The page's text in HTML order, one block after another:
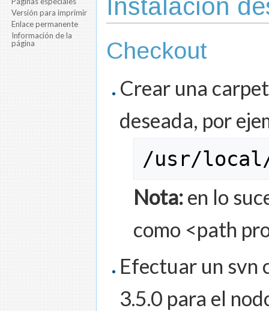
Instalación
Checkout
Crear una
deseada, por
/usr/local
Nota:en lo
como <path
Efectuar un svn
3.5.0 para el
Versión para imprimir
Enlace permanente
Información de la
página